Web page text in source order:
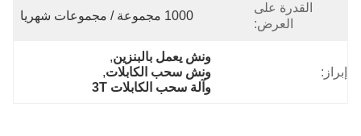
القدرة على
العرض:
1000 مجموعة / مجموعات شهريا
إبراز:
ونش يعمل بالبنزين,
ونش سحب الكابلات,
وآلة سحب الكابلات 3T